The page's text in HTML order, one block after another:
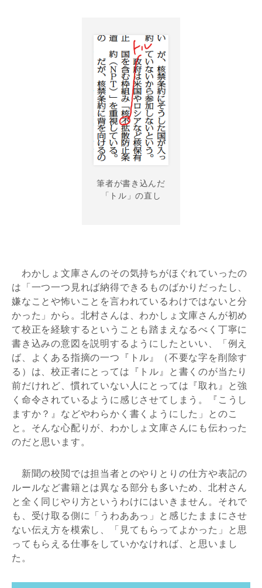
筆者が書き込んだ
「トル」の直し
わかしょ文庫さんのその気持ちがほぐれていったの
は「一つ一つ見れば納得できるものばかりだったし、
嫌なことや怖いことを言われているわけではないと分
かった」から。北村さんは、わかしょ文庫さんが初め
て校正を経験するということも踏まえなるべく丁寧に
書き込みの意図を説明するようにしたといい、「例え
ば、よくある指摘の一つ『トル』（不要な字を削除す
る）は、校正者にとっては『トル』と書くのが当たり
前だけれど、慣れていない人にとっては『取れ』と強
く命令されているように感じさせてしまう。『こうし
ますか？』などやわらかく書くようにした」とのこ
と。そんな心配りが、わかしょ文庫さんにも伝わった
のだと思います。
新聞の校閲では担当者とのやりとりの仕方や表記の
ルールなど書籍とは異なる部分も多いため、北村さん
と全く同じやり方というわけにはいきません。それで
も、受け取る側に「うわああっ」と感じたままにさせ
ない伝え方を模索し、「見てもらってよかった」と思
ってもらえる仕事をしていかなければ、と思いまし
た。